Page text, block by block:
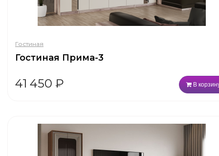
Гостиная
Гостиная Прима-3
41 450 ₽ В